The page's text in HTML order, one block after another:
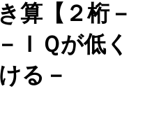
算【２桁－
ＩＱが低く
る－